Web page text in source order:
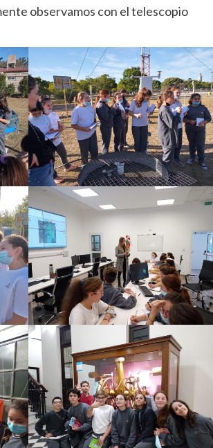
observamos con el telescopio